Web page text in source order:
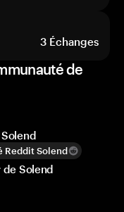
3 Échanges
de
Reddit Solend
Solend